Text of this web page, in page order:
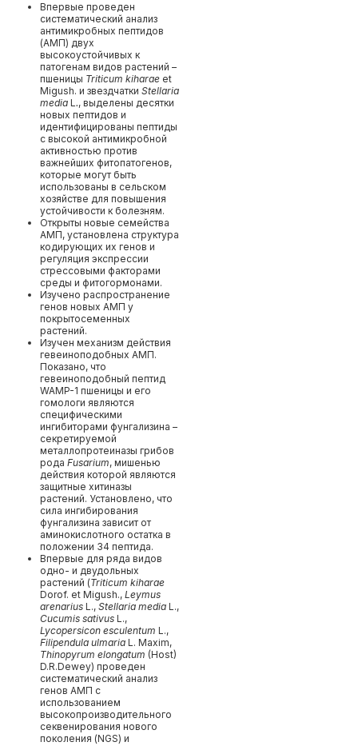
Впервые проведен
систематический анализ
антимикробных пептидов
(АМП) двух
высокоустойчивых к
патогенам видов растений –
пшеницы Triticum kiharae et
Migush. и звездчатки Stellaria
media L., выделены десятки
новых пептидов и
идентифицированы пептиды
с высокой антимикробной
активностью против
важнейших фитопатогенов,
которые могут быть
использованы в сельском
хозяйстве для повышения
устойчивости к болезням.
Открыты новые семейства
АМП, установлена структура
кодирующих их генов и
регуляция экспрессии
стрессовыми факторами
среды и фитогормонами.
Изучено распространение
генов новых АМП у
покрытосеменных
растений.
Изучен механизм действия
гевеиноподобных АМП.
Показано, что
гевеиноподобный пептид
WAMP-1 пшеницы и его
гомологи являются
специфическими
ингибиторами фунгализина –
секретируемой
металлопротеиназы грибов
рода Fusarium, мишенью
действия которой являются
защитные хитиназы
растений. Установлено, что
сила ингибирования
фунгализина зависит от
аминокислотного остатка в
положении 34 пептида.
Впервые для ряда видов
одно- и двудольных
растений (Triticum kiharae
Dorof. et Migush., Leymus
arenarius L., Stellaria media L.,
Cucumis sativus L.,
Lycopersicon esculentum L.,
Filipendula ulmaria L. Maxim,
Thinopyrum elongatum (Host)
D.R.Dewey) проведен
систематический анализ
генов АМП с
использованием
высокопроизводительного
секвенирования нового
поколения (NGS) и